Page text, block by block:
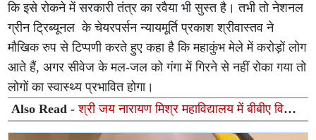
कि इसे रोकने में सरकारी तंत्र का रवैया भी सुस्त है। तभी तो नेशनल
ग्रीन ट्रिब्यूनल के चेयरपर्सन न्यायमूर्ति प्रकाश श्रीवास्तव ने
मौखिक रुप से टिप्पणी करते हुए कहा है कि महाकुंभ मेले में करोड़ों लोग
आते हैं, अगर सीवेज के मल-जल को गंगा में गिरने से नहीं रोका गया तो
लोगों का स्वास्थ्य प्रभावित होगा।
Also Read -श्री जय नारायण मिश्र महाविद्यालय में बीबीए विभाग
का इंडक्शन कार्यक्रम "एसेंट-2026" आयोजित